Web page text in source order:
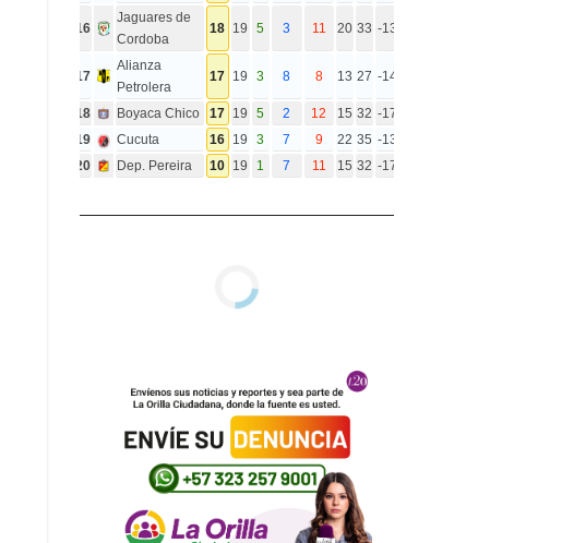
16
Jaguares de
Cordoba
18 19 5 3 11 20 33 -13
17
Alianza
Petrolera
17 19 3 8 8 13 27 -14
18 Boyaca Chico 17 19 5 2 12 15 32 -17
19
Cucuta 16 19 3 7 9 22 35 -13
20
Dep. Pereira 10 19 1 7 11 15 32 -17